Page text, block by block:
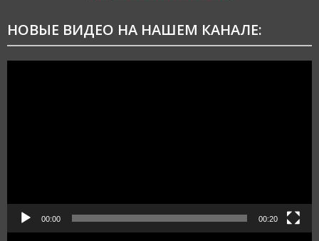
НОВЫЕ ВИДЕО НА НАШЕМ КАНАЛЕ:
00:00 00:20